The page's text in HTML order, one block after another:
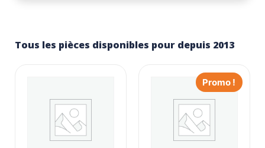
Tous les pièces disponibles pour depuis 2013
Promo !